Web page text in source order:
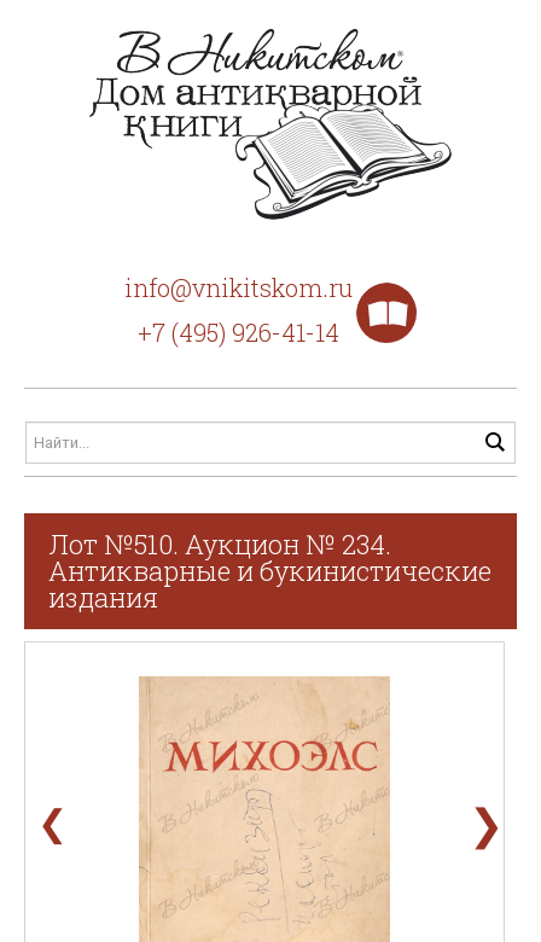
info@vnikitskom.ru
+7 (495) 926-41-14
Лот №510. Аукцион № 234.
Антикварные и букинистические
издания
❮ ❯